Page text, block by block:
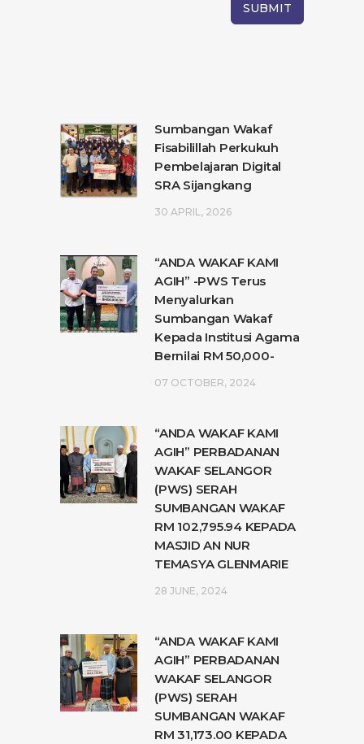
Sumbangan Wakaf
Fisabilillah Perkukuh
Pembelajaran Digital
SRA Sijangkang
30 APRIL, 2026
“ANDA WAKAF KAMI
AGIH” -PWS Terus
Menyalurkan
Sumbangan Wakaf
Kepada Institusi Agama
Bernilai RM 50,000-
07 OCTOBER, 2024
“ANDA WAKAF KAMI
AGIH” PERBADANAN
WAKAF SELANGOR
(PWS) SERAH
SUMBANGAN WAKAF
RM 102,795.94 KEPADA
MASJID AN NUR
TEMASYA GLENMARIE
28 JUNE, 2024
“ANDA WAKAF KAMI
AGIH” PERBADANAN
WAKAF SELANGOR
(PWS) SERAH
SUMBANGAN WAKAF
RM 31,173.00 KEPADA